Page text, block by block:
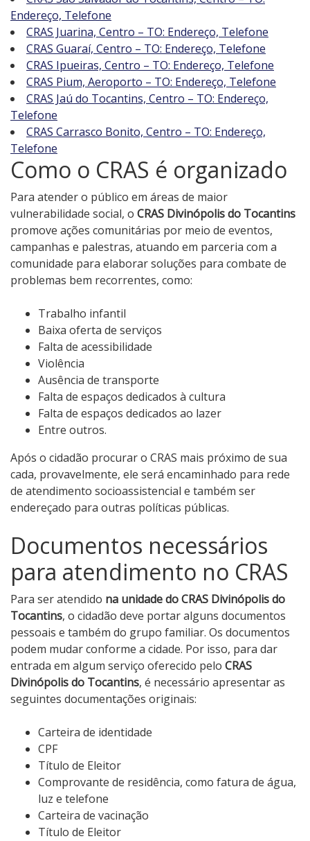
Endereço, Telefone
CRAS Juarina, Centro – TO: Endereço, Telefone
CRAS Guaraí, Centro – TO: Endereço, Telefone
CRAS Ipueiras, Centro – TO: Endereço, Telefone
CRAS Pium, Aeroporto – TO: Endereço, Telefone
CRAS Jaú do Tocantins, Centro – TO: Endereço,
Telefone
CRAS Carrasco Bonito, Centro – TO: Endereço,
Telefone
Como o CRAS é organizado
Para atender o público em áreas de maior
vulnerabilidade social, o CRAS Divinópolis do Tocantins
promove ações comunitárias por meio de eventos,
campanhas e palestras, atuando em parceria com a
comunidade para elaborar soluções para combate de
problemas bem recorrentes, como:
Trabalho infantil
Baixa oferta de serviços
Falta de acessibilidade
Violência
Ausência de transporte
Falta de espaços dedicados à cultura
Falta de espaços dedicados ao lazer
Entre outros.
Após o cidadão procurar o CRAS mais próximo de sua
cada, provavelmente, ele será encaminhado para rede
de atendimento socioassistencial e também ser
endereçado para outras políticas públicas.
Documentos necessários
para atendimento no CRAS
Para ser atendido na unidade do CRAS Divinópolis do
Tocantins, o cidadão deve portar alguns documentos
pessoais e também do grupo familiar. Os documentos
podem mudar conforme a cidade. Por isso, para dar
entrada em algum serviço oferecido pelo CRAS
Divinópolis do Tocantins, é necessário apresentar as
seguintes documentações originais:
Carteira de identidade
CPF
Título de Eleitor
Comprovante de residência, como fatura de água,
luz e telefone
Carteira de vacinação
Título de Eleitor